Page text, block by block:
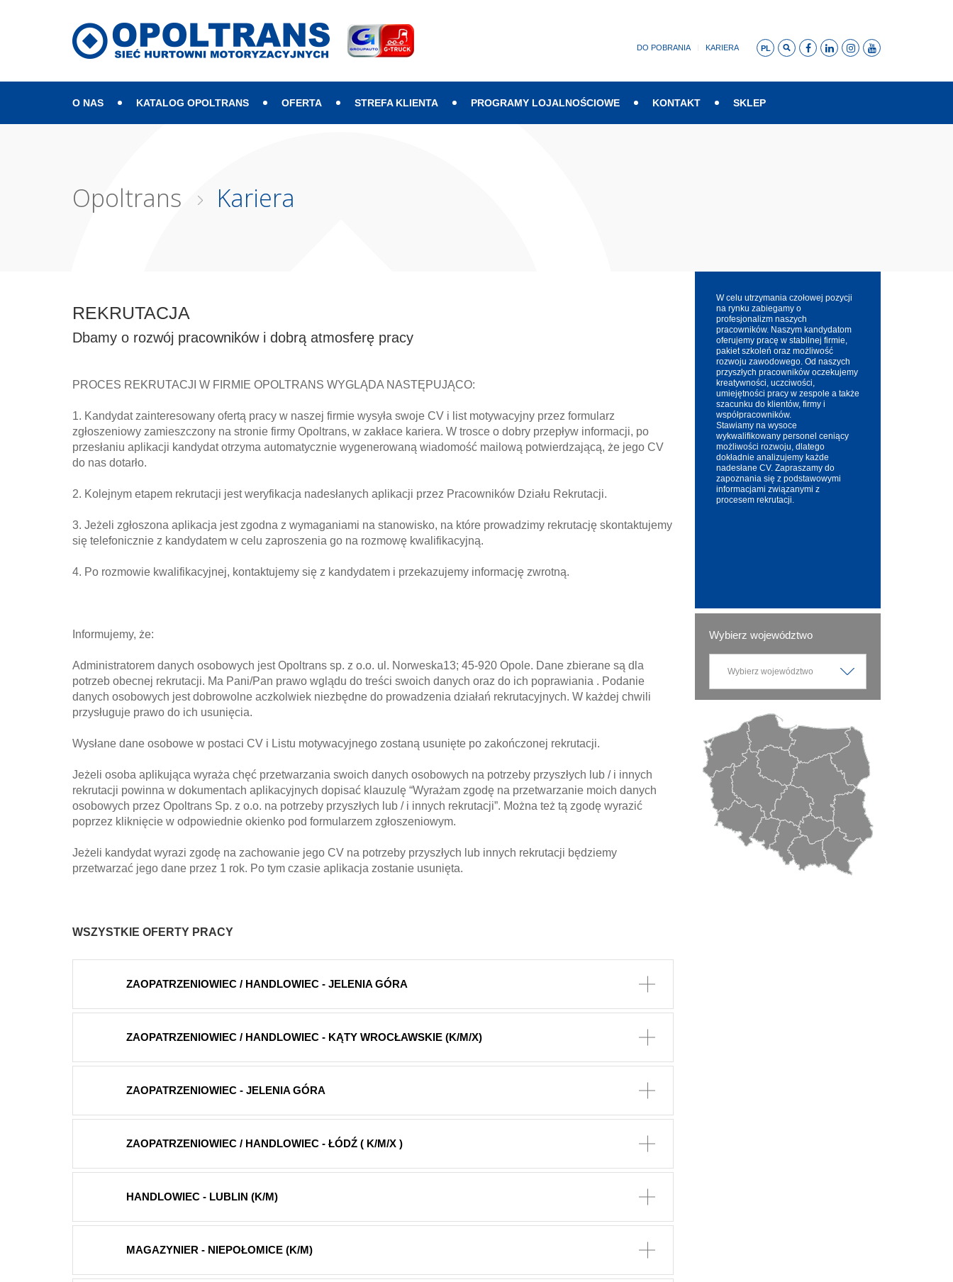
DO POBRANIA KARIERA PL
O NAS KATALOG OPOLTRANS OFERTA STREFA KLIENTA PROGRAMY LOJALNOŚCIOWE KONTAKT SKLEP
Mapa strony
Opoltrans Kariera
W celu utrzymania czołowej pozycji
na rynku zabiegamy o
profesjonalizm naszych
pracowników. Naszym kandydatom
oferujemy pracę w stabilnej firmie,
pakiet szkoleń oraz możliwość
rozwoju zawodowego. Od naszych
przyszłych pracowników oczekujemy
kreatywności, uczciwości,
umiejętności pracy w zespole a także
szacunku do klientów, firmy i
współpracowników.
Stawiamy na wysoce
wykwalifikowany personel ceniący
możliwości rozwoju, dlatego
dokładnie analizujemy każde
nadesłane CV. Zapraszamy do
zapoznania się z podstawowymi
informacjami związanymi z
procesem rekrutacji.
Wybierz województwo
REKRUTACJA
Dbamy o rozwój pracowników i dobrą atmosferę pracy
PROCES REKRUTACJI W FIRMIE OPOLTRANS WYGLĄDA NASTĘPUJĄCO:
1. Kandydat zainteresowany ofertą pracy w naszej firmie wysyła swoje CV i list motywacyjny przez formularz
zgłoszeniowy zamieszczony na stronie firmy Opoltrans, w zakłace kariera. W trosce o dobry przepływ informacji, po
przesłaniu aplikacji kandydat otrzyma automatycznie wygenerowaną wiadomość mailową potwierdzającą, że jego CV
do nas dotarło.
2. Kolejnym etapem rekrutacji jest weryfikacja nadesłanych aplikacji przez Pracowników Działu Rekrutacji.
3. Jeżeli zgłoszona aplikacja jest zgodna z wymaganiami na stanowisko, na które prowadzimy rekrutację skontaktujemy
się telefonicznie z kandydatem w celu zaproszenia go na rozmowę kwalifikacyjną.
4. Po rozmowie kwalifikacyjnej, kontaktujemy się z kandydatem i przekazujemy informację zwrotną.
Informujemy, że:
Administratorem danych osobowych jest Opoltrans sp. z o.o. ul. Norweska13; 45-920 Opole. Dane zbierane są dla
potrzeb obecnej rekrutacji. Ma Pani/Pan prawo wglądu do treści swoich danych oraz do ich poprawiania . Podanie
danych osobowych jest dobrowolne aczkolwiek niezbędne do prowadzenia działań rekrutacyjnych. W każdej chwili
przysługuje prawo do ich usunięcia.
Wysłane dane osobowe w postaci CV i Listu motywacyjnego zostaną usunięte po zakończonej rekrutacji.
Jeżeli osoba aplikująca wyraża chęć przetwarzania swoich danych osobowych na potrzeby przyszłych lub / i innych
rekrutacji powinna w dokumentach aplikacyjnych dopisać klauzulę “Wyrażam zgodę na przetwarzanie moich danych
osobowych przez Opoltrans Sp. z o.o. na potrzeby przyszłych lub / i innych rekrutacji”. Można też tą zgodę wyrazić
poprzez kliknięcie w odpowiednie okienko pod formularzem zgłoszeniowym.
Jeżeli kandydat wyrazi zgodę na zachowanie jego CV na potrzeby przyszłych lub innych rekrutacji będziemy
przetwarzać jego dane przez 1 rok. Po tym czasie aplikacja zostanie usunięta.
WSZYSTKIE OFERTY PRACY
ZAOPATRZENIOWIEC / HANDLOWIEC - JELENIA GÓRA
ZAOPATRZENIOWIEC / HANDLOWIEC - KĄTY WROCŁAWSKIE (K/M/X)
ZAOPATRZENIOWIEC - JELENIA GÓRA
ZAOPATRZENIOWIEC / HANDLOWIEC - ŁÓDŹ ( K/M/X )
HANDLOWIEC - LUBLIN (K/M)
MAGAZYNIER - NIEPOŁOMICE (K/M)